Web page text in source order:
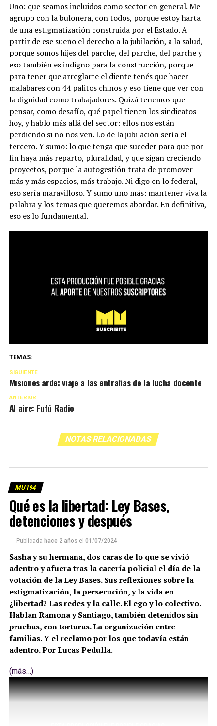
Uno: que seamos incluidos como sector en general. Me
agrupo con la bulonera, con todos, porque estoy harta
de una estigmatización construida por el Estado. A
partir de ese sueño el derecho a la jubilación, a la salud,
porque somos hijes del parche, del parche, del parche y
eso también es indigno para la construcción, porque
para tener que arreglarte el diente tenés que hacer
malabares con 44 palitos chinos y eso tiene que ver con
la dignidad como trabajadores. Quizá tenemos que
pensar, como desafío, qué papel tienen los sindicatos
hoy, y hablo más allá del sector: ellos nos están
perdiendo si no nos ven. Lo de la jubilación sería el
tercero. Y sumo: lo que tenga que suceder para que por
fin haya más reparto, pluralidad, y que sigan creciendo
proyectos, porque la autogestión trata de promover
más y más espacios, más trabajo. Ni digo en lo federal,
eso sería maravilloso. Y sumo uno más: mantener viva la
palabra y los temas que queremos abordar. En definitiva,
eso es lo fundamental.
TEMAS:
SIGUIENTE
Misiones arde: viaje a las entrañas de la lucha docente
ANTERIOR
Al aire: Fufú Radio
NOTAS RELACIONADAS
MU194
Qué es la libertad: Ley Bases,
detenciones y después
Publicada hace 2 años el 01/07/2024
Sasha y su hermana, dos caras de lo que se vivió
adentro y afuera tras la cacería policial el día de la
votación de la Ley Bases. Sus reflexiones sobre la
estigmatización, la persecución, y la vida en
¿libertad? Las redes y la calle. El ego y lo colectivo.
Hablan Ramona y Santiago, también detenidos sin
pruebas, con torturas. La organización entre
familias. Y el reclamo por los que todavía están
adentro. Por Lucas Pedulla.
(más…)